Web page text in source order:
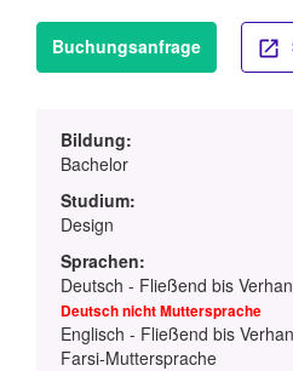
Buchungsanfrage
Bildung:
Bachelor
Studium:
Design
Sprachen:
Deutsch - Fließend bis
Deutsch nicht Muttersprache
Englisch - Fließend bis
Farsi-Muttersprache